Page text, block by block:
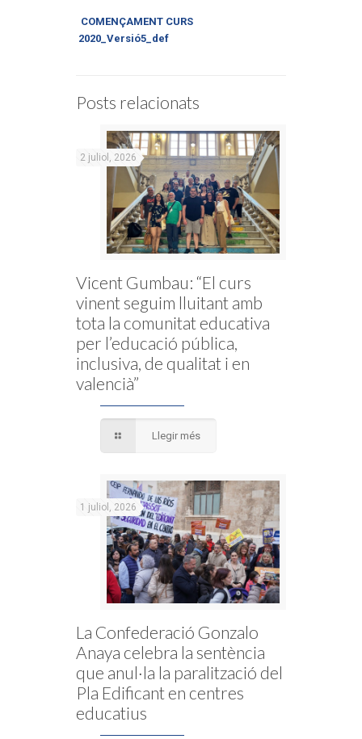
COMENÇAMENT CURS
2020_Versió5_def
Posts relacionats
2 juliol, 2026
Vicent Gumbau: “El curs
vinent seguim lluitant amb
tota la comunitat educativa
per l’educació pública,
inclusiva, de qualitat i en
valencià”
Llegir més
1 juliol, 2026
La Confederació Gonzalo
Anaya celebra la sentència
que anul·la la paralització del
Pla Edificant en centres
educatius